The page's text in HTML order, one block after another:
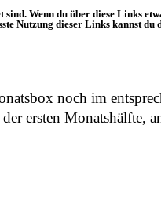
Wenn du über diese Links
Nutzung dieser Links kannst du
noch im
ersten Monatshälfte,